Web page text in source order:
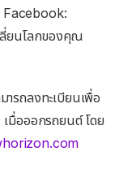
Facebook:
ยนโลกของคุณ
รถลงทะเบียนเพื่อ
มื่อออกรถยนต์ โดย